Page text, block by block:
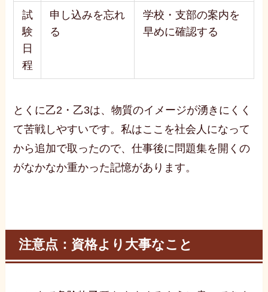
試
験
日
程
申し込みを忘れ
る
学校・支部の案内を
早めに確認する
とくに乙2・乙3は、物質のイメージが湧きにくく
て苦戦しやすいです。私はここを社会人になって
から追加で取ったので、仕事後に問題集を開くの
がなかなか重かった記憶があります。
注意点：資格より大事なこと